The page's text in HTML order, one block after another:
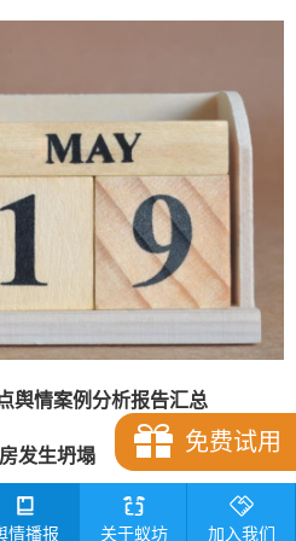
舆情案例分析报告汇总
发生坍塌
13时40分左右，铜陵市郊区大
免费试用
情播报 关于蚁坊 加入我们